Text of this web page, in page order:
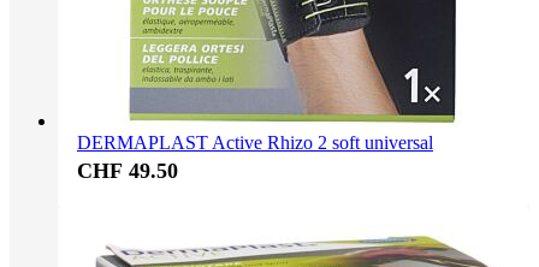
DERMAPLAST Active Rhizo 2 soft universal
CHF 49.50